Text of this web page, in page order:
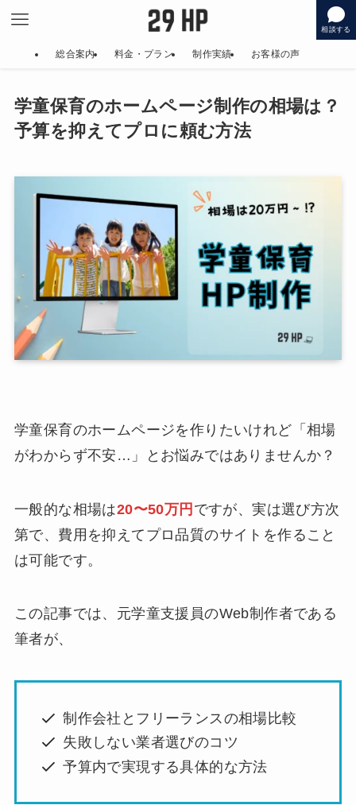
相談する
総合案内 料金・プラン 制作実績 お客様の声
学童保育のホームページ制作の相場は？
予算を抑えてプロに頼む方法
学童保育のホームページを作りたいけれど「相場
がわからず不安…」とお悩みではありませんか？
一般的な相場は20〜50万円 ですが、実は選び方次
第で、費用を抑えてプロ品質のサイトを作ること
は可能です。
この記事では、元学童支援員のWeb制作者である
筆者が、
制作会社とフリーランスの相場比較
失敗しない業者選びのコツ
予算内で実現する具体的な方法